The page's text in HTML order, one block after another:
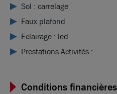
Sol : carrelage
Faux plafond
Eclairage : led
Prestations Activités :
Conditions